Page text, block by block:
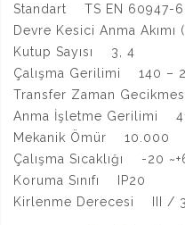
Standart TS EN 60947-
Devre Kesici Anma
Kutup Sayısı 3, 4
Çalışma Gerilimi 140 –
Transfer Zaman
Anma İşletme Gerilimi
Mekanik Ömür 10.000
Çalışma Sıcaklığı -20
Koruma Sınıfı IP20
Kirlenme Derecesi III / 3